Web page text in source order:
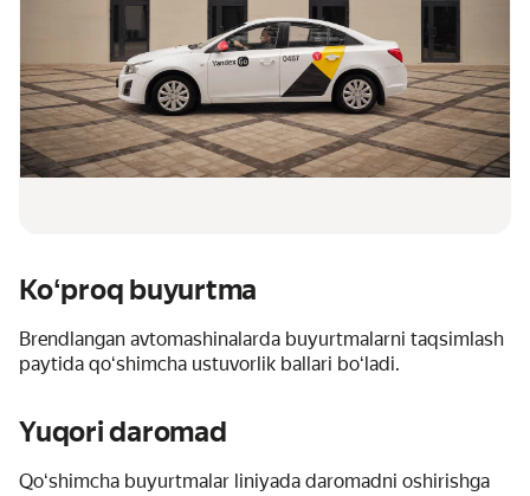
Koʻproq buyurtma
Brendlangan avtomashinalarda buyurtmalarni taqsimlash
paytida qoʻshimcha ustuvorlik ballari boʻladi.
Yuqori daromad
Qoʻshimcha buyurtmalar liniyada daromadni oshirishga